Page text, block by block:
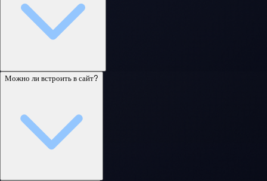
Можно ли встроить в сайт?